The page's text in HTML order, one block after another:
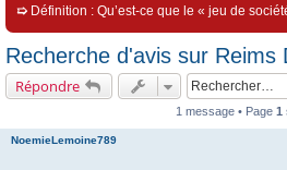
➯ Définition : Qu’est-ce que le « jeu de
Recherche d'avis sur Reims
Répondre
1 message • Page 1
NoemieLemoine789